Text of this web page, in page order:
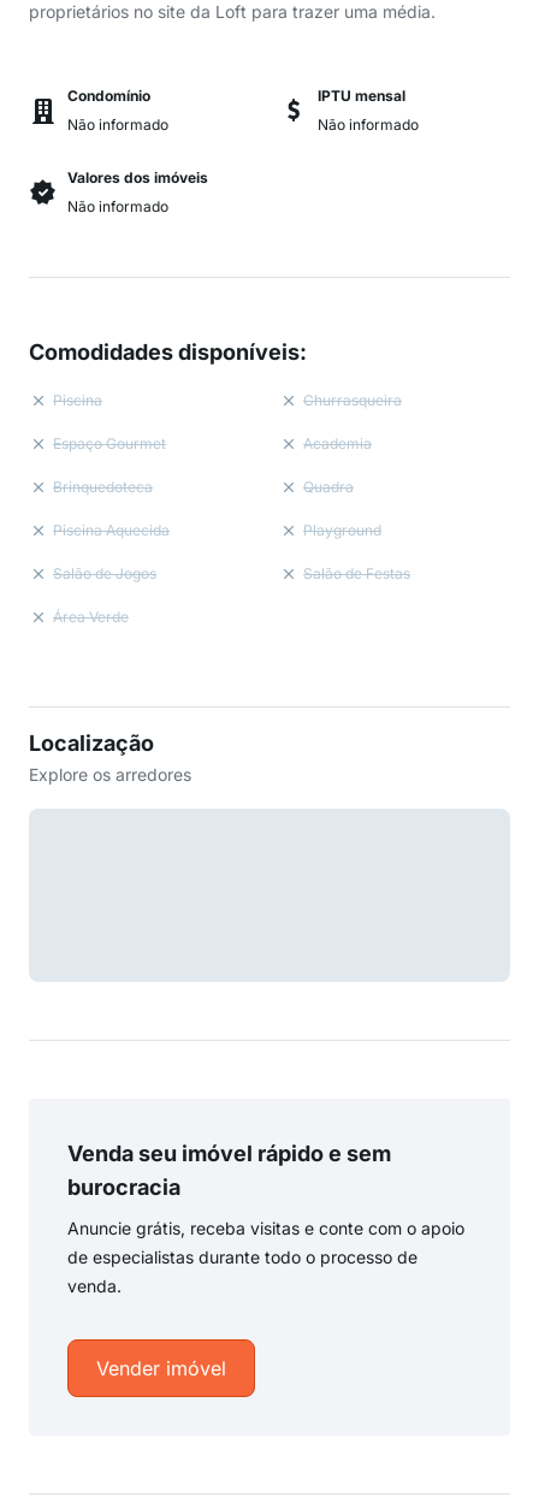
proprietários no site da Loft para trazer uma média.
Condomínio
Não informado
IPTU mensal
Não informado
Valores dos imóveis
Não informado
Comodidades disponíveis:
Piscina Churrasqueira
Espaço Gourmet Academia
Brinquedoteca Quadra
Piscina Aquecida Playground
Salão de Jogos Salão de Festas
Área Verde
Localização
Explore os arredores
Venda seu imóvel rápido e sem
burocracia
Anuncie grátis, receba visitas e conte com o apoio
de especialistas durante todo o processo de
venda.
Vender imóvel